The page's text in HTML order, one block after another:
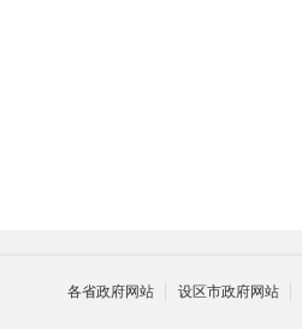
各省政府网站 设区市政府网站